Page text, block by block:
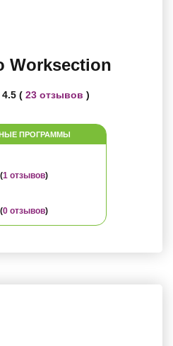
4.5 ( 23 отзывов )
ПРОГРАММЫ
1 отзывов)
0 отзывов)